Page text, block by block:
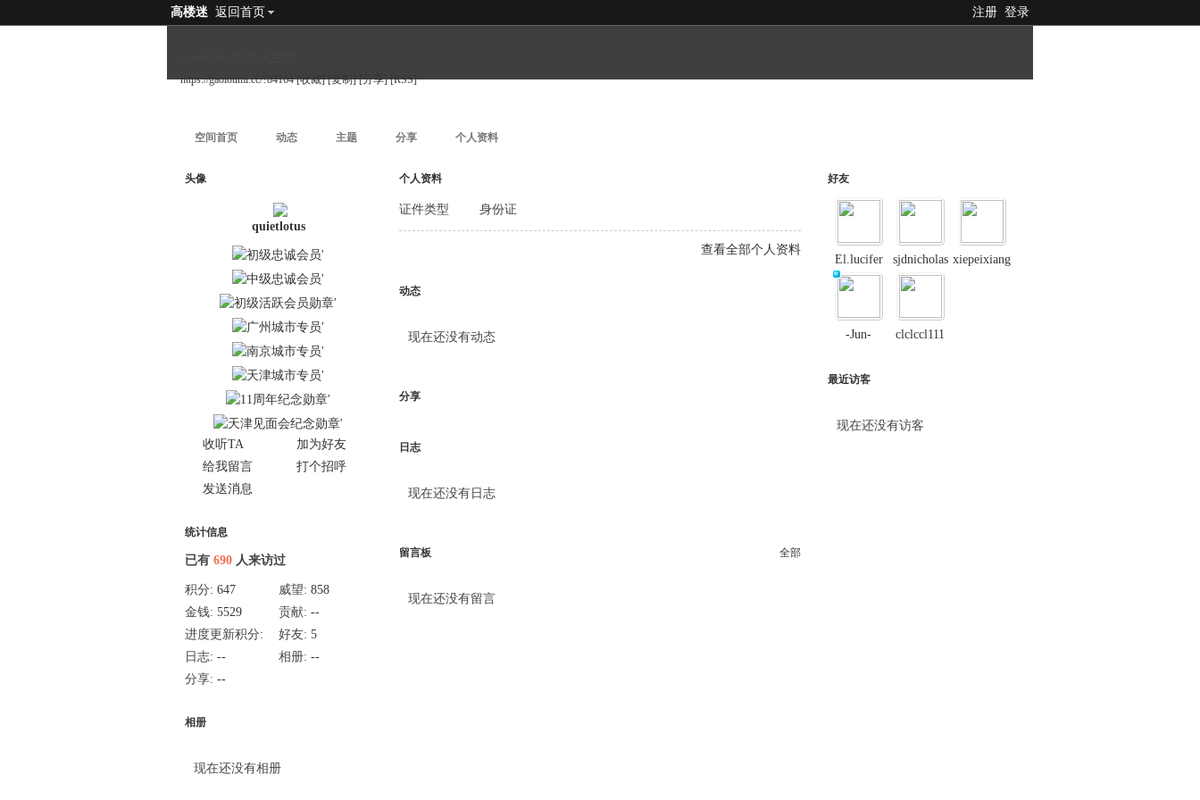
注册 登录
高楼迷 返回首页
https://gaoloumi.cc/?84164 [收藏] [复制] [分享] [RSS]
空间首页 动态 主题 分享 个人资料
头像
quietlotus
收听TA
加为好友
给我留言
打个招呼
发送消息
统计信息
已有 690 人来访过
积分: 647 威望: 858
金钱: 5529 贡献: --
进度更新积分:
80
好友: 5
日志: -- 相册: --
分享: --
相册
现在还没有相册
个人资料
证件类型 身份证
查看全部个人资料
动态
现在还没有动态
分享
日志
现在还没有日志
留言板 全部
现在还没有留言
好友
El.lucifer sjdnicholas xiepeixiang
-Jun- clclccl111
最近访客
现在还没有访客